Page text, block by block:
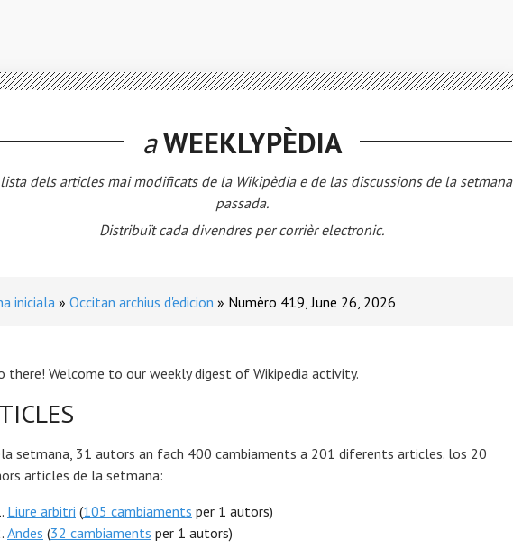
aWEEKLYPÈDIA
dels articles mai modificats de la Wikipèdia e de las discussions de la setmana
passada.
Distribuït cada divendres per corrièr electronic.
iniciala Occitan archius d'edicion Numèro 419, June 26, 2026
there! Welcome to our weekly digest of Wikipedia activity.
setmana, 31 autors an fach 400 cambiaments a 201 diferents articles. los 20
articles de la setmana:
Liure arbitri (105 cambiaments per 1 autors)
Andes (32 cambiaments per 1 autors)